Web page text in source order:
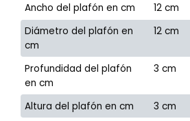
Ancho del plafón en cm
12 cm
Diámetro del plafón en
cm
12 cm
Profundidad del plafón
en cm
3 cm
Altura del plafón en cm
3 cm